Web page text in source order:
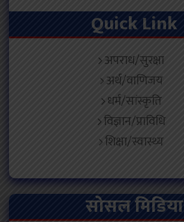
Quick Link
अपराध/सुरक्षा
अर्थ/वाणिजय
धर्म/सांस्कृति
विज्ञान/प्राविधि
शिक्षा/स्वास्थ्य
सोसल मिडिया